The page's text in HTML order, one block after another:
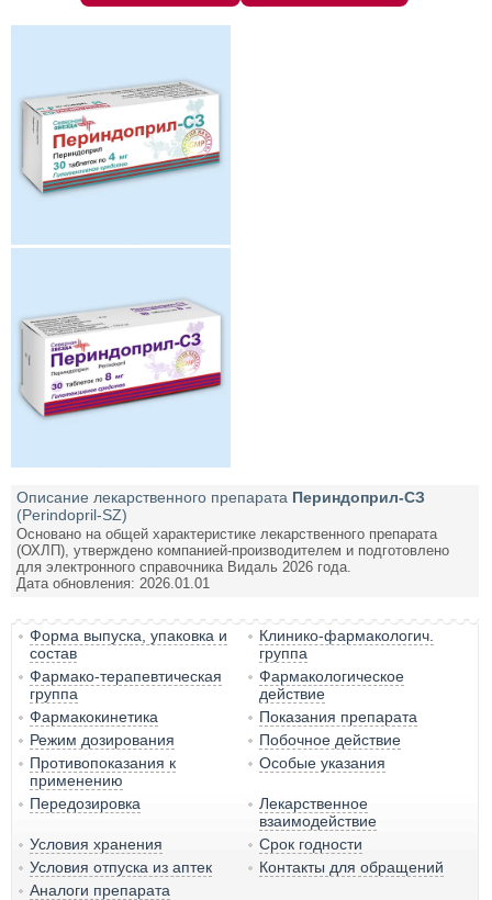
Описание лекарственного препарата Периндоприл-СЗ
(Perindopril-SZ)
Основано на общей характеристике лекарственного препарата
(ОХЛП), утверждено компанией-производителем и подготовлено
для электронного справочника Видаль 2026 года.
Дата обновления: 2026.01.01
Форма выпуска, упаковка и
состав
Клинико-фармакологич.
группа
Фармако-терапевтическая
группа
Фармакологическое
действие
Фармакокинетика
Показания препарата
Режим дозирования
Побочное действие
Противопоказания к
применению
Особые указания
Передозировка
Лекарственное
взаимодействие
Условия хранения
Срок годности
Условия отпуска из аптек
Контакты для обращений
Аналоги препарата